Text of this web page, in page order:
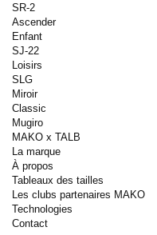
SR-2
Ascender
Enfant
SJ-22
Loisirs
SLG
Miroir
Classic
Mugiro
MAKO x TALB
La marque
À propos
Tableaux des tailles
Les clubs partenaires MAKO
Technologies
Contact